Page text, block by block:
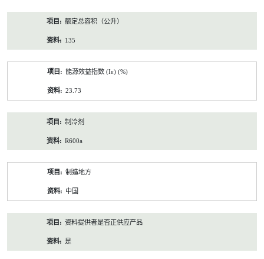
额定总容积（公升）
135
能源效益指数 (Iε) (%)
23.73
制冷剂
R600a
制造地方
中国
资料提供者是否正供应产品
是